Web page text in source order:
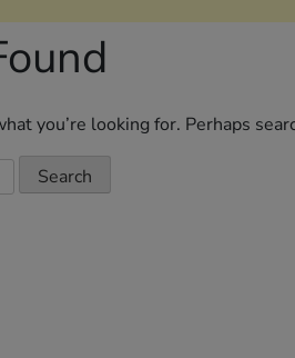
you’re looking for. Perhaps